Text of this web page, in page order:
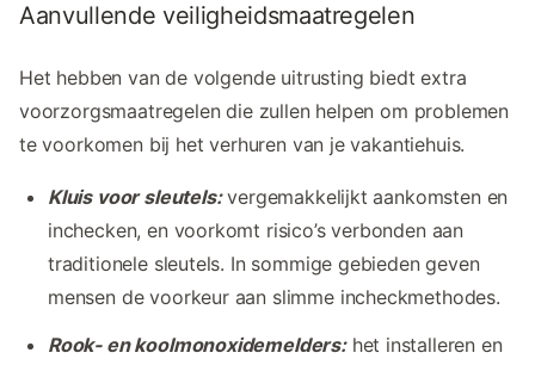
Aanvullende veiligheidsmaatregelen
Het hebben van de volgende uitrusting biedt extra
voorzorgsmaatregelen die zullen helpen om problemen
te voorkomen bij het verhuren van je vakantiehuis.
Kluis voor sleutels:vergemakkelijkt aankomsten en
inchecken, en voorkomt risico’s verbonden aan
traditionele sleutels. In sommige gebieden geven
mensen de voorkeur aan slimme incheckmethodes.
Rook- en koolmonoxidemelders:het installeren en